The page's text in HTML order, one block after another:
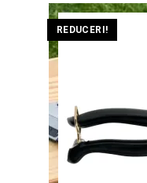
REDUCERI!